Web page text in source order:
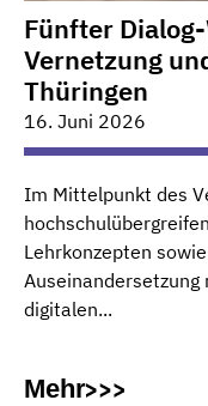
Fünfter
Vernetzung
Thüringen
16. Juni 2026
Im Mittelpunkt des
Lehrkonzepten
digitalen...
Mehr